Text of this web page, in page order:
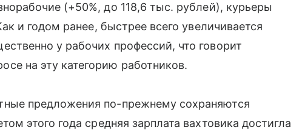
(+50%, до 118,6 тыс. рублей), курьеры
и годом ранее, быстрее всего увеличивается
у рабочих профессий, что говорит
на эту категорию работников.
предложения по-прежнему сохраняются
этого года средняя зарплата вахтовика достигла